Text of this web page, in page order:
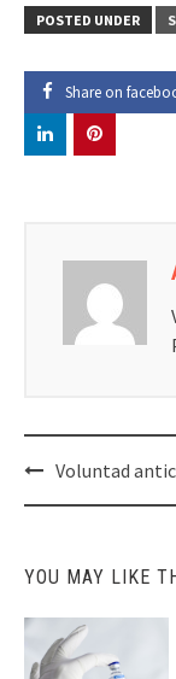
POSTED UNDER
Share on
Post
navigation
Voluntad
YOU MAY LIKE